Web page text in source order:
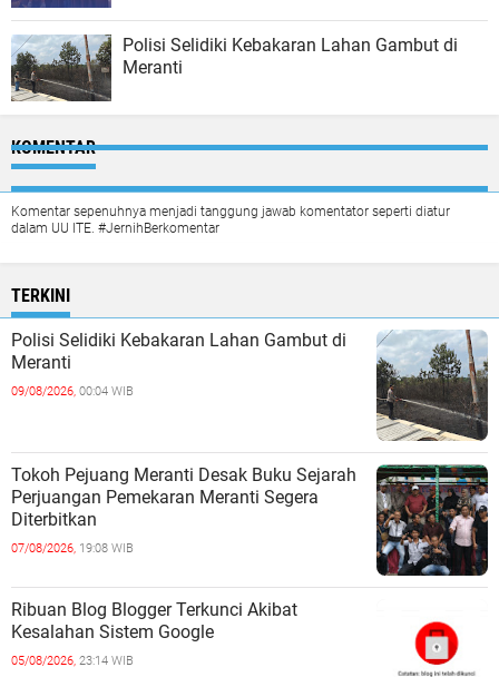
Polisi Selidiki Kebakaran Lahan Gambut di
Meranti
KOMENTAR
Komentar sepenuhnya menjadi tanggung jawab komentator seperti diatur
dalam UU ITE. #JernihBerkomentar
TERKINI
Polisi Selidiki Kebakaran Lahan Gambut di
Meranti
09/08/2026, 00:04 WIB
Tokoh Pejuang Meranti Desak Buku Sejarah
Perjuangan Pemekaran Meranti Segera
Diterbitkan
07/08/2026, 19:08 WIB
Ribuan Blog Blogger Terkunci Akibat
Kesalahan Sistem Google
05/08/2026, 23:14 WIB